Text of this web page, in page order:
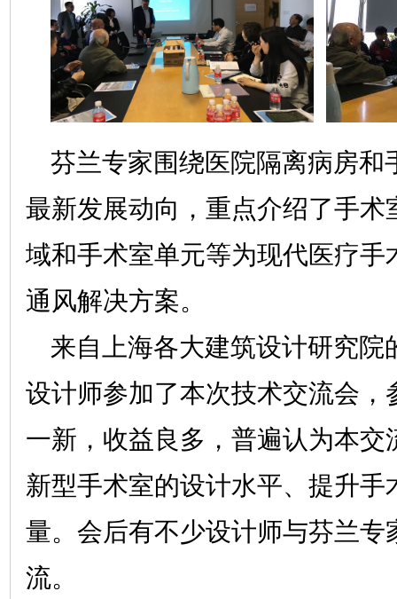
芬兰专家围绕医院隔离病房和
最新发展动向，重点介绍了手术
域和手术室单元等为现代医疗手
通风解决方案。
来自上海各大建筑设计研究院
设计师参加了本次技术交流会，
一新，收益良多，普遍认为本交
新型手术室的设计水平、提升手
量。会后有不少设计师与芬兰专
流。